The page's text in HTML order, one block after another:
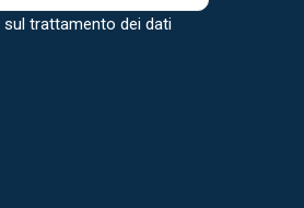
sul trattamento dei dati